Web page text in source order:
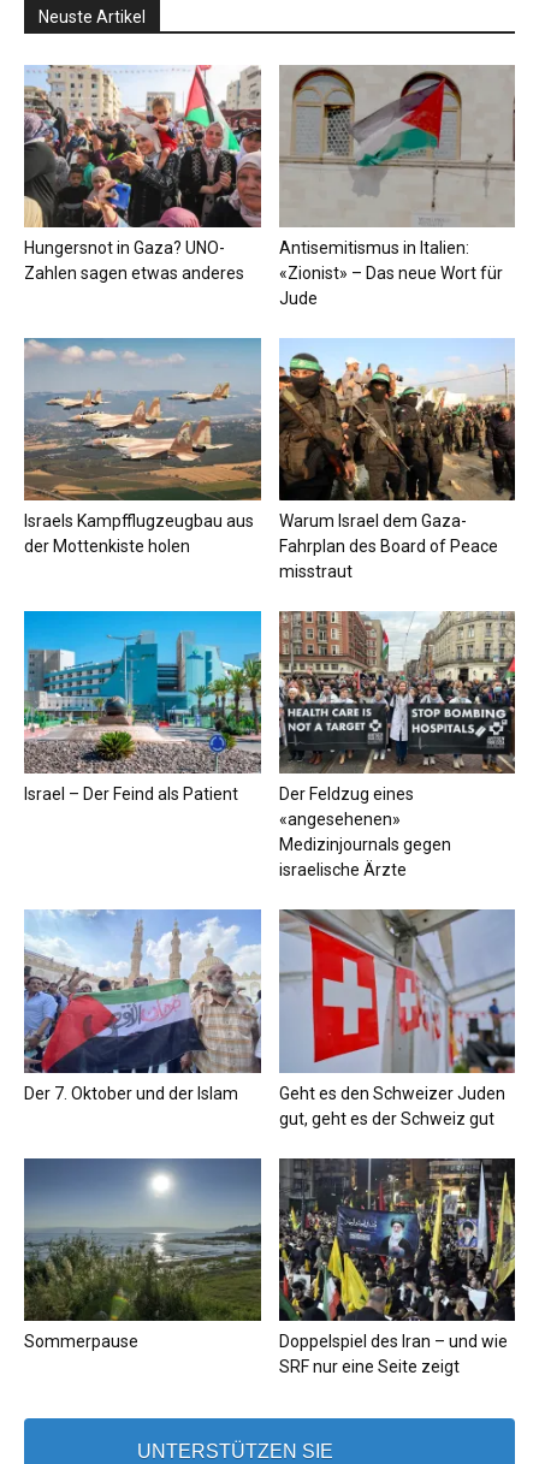
Neuste Artikel
Hungersnot in Gaza? UNO-
Zahlen sagen etwas anderes
Antisemitismus in Italien:
«Zionist» – Das neue Wort für
Jude
Israels Kampfflugzeugbau aus
der Mottenkiste holen
Warum Israel dem Gaza-
Fahrplan des Board of Peace
misstraut
Israel – Der Feind als Patient
Der Feldzug eines
«angesehenen»
Medizinjournals gegen
israelische Ärzte
Der 7. Oktober und der Islam
Geht es den Schweizer Juden
gut, geht es der Schweiz gut
Sommerpause
Doppelspiel des Iran – und wie
SRF nur eine Seite zeigt
UNTERSTÜTZEN SIE